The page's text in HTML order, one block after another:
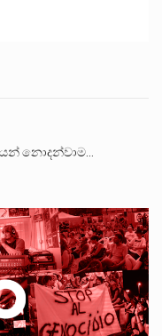
නොදන්වාම…